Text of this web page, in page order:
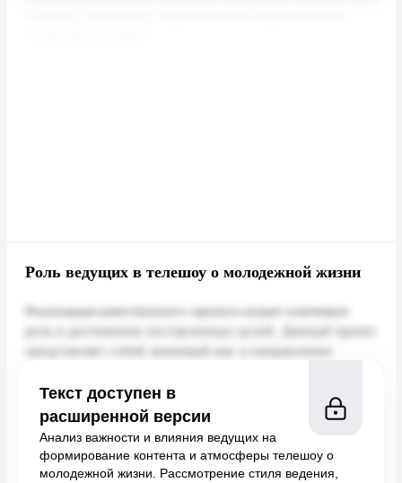
Роль ведущих в телешоу о молодежной жизни
Текст доступен в
расширенной версии
Анализ важности и влияния ведущих на
формирование контента и атмосферы телешоу о
молодежной жизни. Рассмотрение стиля ведения,